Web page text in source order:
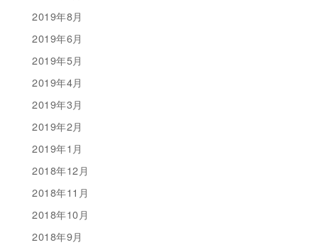
2019年8月
2019年6月
2019年5月
2019年4月
2019年3月
2019年2月
2019年1月
2018年12月
2018年11月
2018年10月
2018年9月